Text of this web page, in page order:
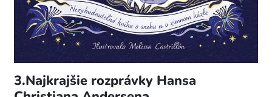
3.Najkrajšie rozprávky Hansa